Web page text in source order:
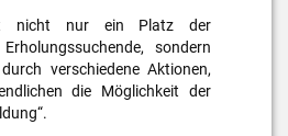
nicht nur ein Platz der
sondern
verschiedene Aktionen,
die Möglichkeit der